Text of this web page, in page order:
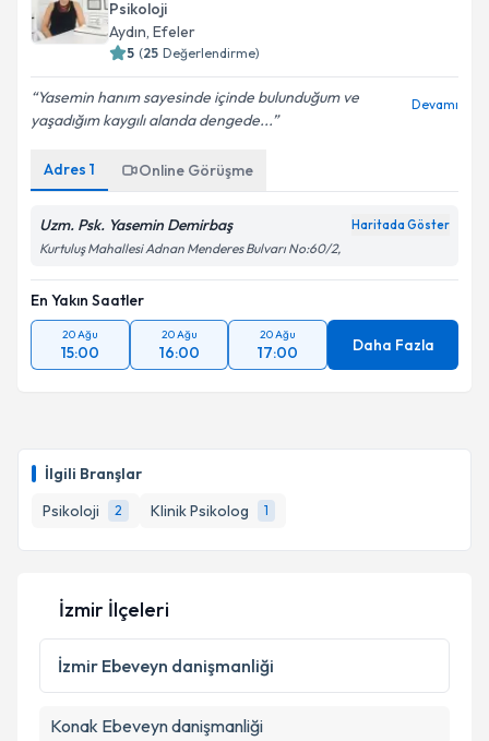
İlgili Branşlar
Psikoloji
2 Klinik Psikolog 1
Psikoloji
Aydın, Efeler
5 (25 Değerlendirme)
Yasemin hanım sayesinde içinde bulunduğum ve
yaşadığım kaygılı alanda dengede...
Devamı
Adres 1 Online Görüşme
Uzm. Psk. Yasemin Demirbaş Haritada Göster
Kurtuluş Mahallesi Adnan Menderes Bulvarı No:60/2,
En Yakın Saatler
20 Ağu
15:00
20 Ağu
16:00
20 Ağu
17:00 Daha Fazla
İzmir İlçeleri
İzmir Ebeveyn danişmanliği
Konak Ebeveyn danişmanliği